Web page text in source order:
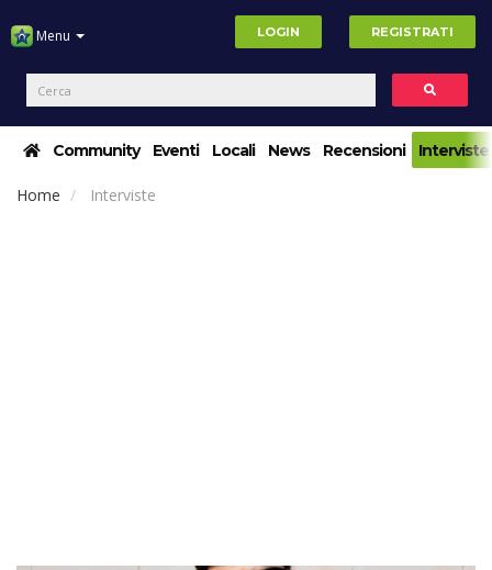
Menu LOGIN REGISTRATI
Community Eventi Locali News Recensioni Interviste
Home Interviste